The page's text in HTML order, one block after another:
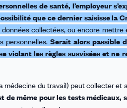
de santé, l’employeur
que ce dernier saisisse la
collectées, ou encore
personnelles. Serait alors passible
violant les règles susvisées et ne
du travail) peut collecter et
de même pour les tests médicaux,